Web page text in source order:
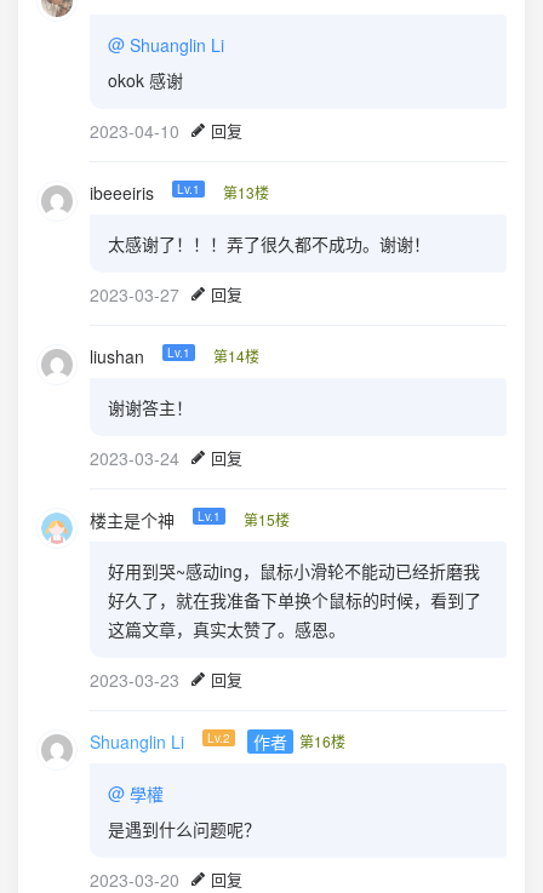
@ Shuanglin Li
okok 感谢
2023-04-10 回复
ibeeeiris Lv.1 第13楼
太感谢了！！！弄了很久都不成功。谢谢！
2023-03-27 回复
liushan Lv.1 第14楼
谢谢答主！
2023-03-24 回复
楼主是个神 Lv.1 第15楼
好用到哭~感动ing，鼠标小滑轮不能动已经折磨我
好久了，就在我准备下单换个鼠标的时候，看到了
这篇文章，真实太赞了。感恩。
2023-03-23 回复
Shuanglin Li Lv.2 作者 第16楼
@ 學權
是遇到什么问题呢？
2023-03-20 回复